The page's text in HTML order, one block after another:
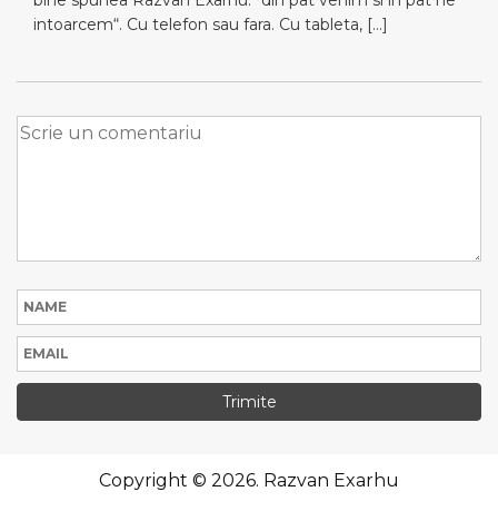
intoarcem“. Cu telefon sau fara. Cu tableta, […]
Copyright © 2026. Razvan Exarhu